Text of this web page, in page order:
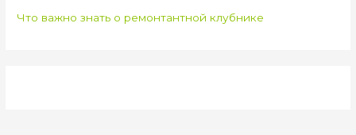
Что важно знать о ремонтантной клубнике